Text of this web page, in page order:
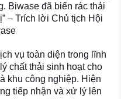
Biwase đã biến rác thải
– Trích lời Chủ tịch Hội
vụ toàn diện trong lĩnh
chất thải sinh hoạt cho
khu công nghiệp. Hiện
tiếp nhận và xử lý lên